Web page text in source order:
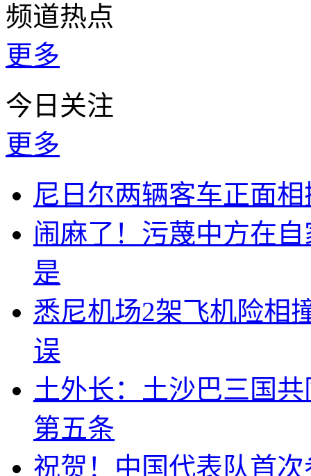
频道热点
更多
今日关注
更多
尼日尔两辆客车正面
闹麻了！污蔑中方在
是
悉尼机场2架飞机险相
误
土外长：土沙巴三国
第五条
祝贺！中国代表队首